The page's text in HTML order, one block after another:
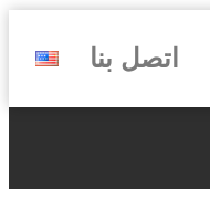
اتصل بنا